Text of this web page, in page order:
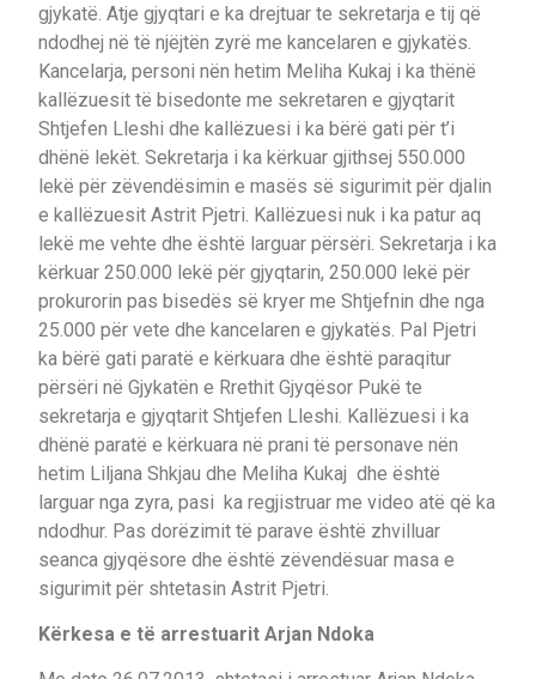
gjykatë. Atje gjyqtari e ka drejtuar te sekretarja e tij që
ndodhej në të njëjtën zyrë me kancelaren e gjykatës.
Kancelarja, personi nën hetim Meliha Kukaj i ka thënë
kallëzuesit të bisedonte me sekretaren e gjyqtarit
Shtjefen Lleshi dhe kallëzuesi i ka bërë gati për t’i
dhënë lekët. Sekretarja i ka kërkuar gjithsej 550.000
lekë për zëvendësimin e masës së sigurimit për djalin
e kallëzuesit Astrit Pjetri. Kallëzuesi nuk i ka patur aq
lekë me vehte dhe është larguar përsëri. Sekretarja i ka
kërkuar 250.000 lekë për gjyqtarin, 250.000 lekë për
prokurorin pas bisedës së kryer me Shtjefnin dhe nga
25.000 për vete dhe kancelaren e gjykatës. Pal Pjetri
ka bërë gati paratë e kërkuara dhe është paraqitur
përsëri në Gjykatën e Rrethit Gjyqësor Pukë te
sekretarja e gjyqtarit Shtjefen Lleshi. Kallëzuesi i ka
dhënë paratë e kërkuara në prani të personave nën
hetim Liljana Shkjau dhe Meliha Kukaj dhe është
larguar nga zyra, pasi ka regjistruar me video atë që ka
ndodhur. Pas dorëzimit të parave është zhvilluar
seanca gjyqësore dhe është zëvendësuar masa e
sigurimit për shtetasin Astrit Pjetri.
Kërkesa e të arrestuarit Arjan Ndoka